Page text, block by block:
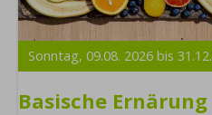
Sonntag,09.08. 2026 bis31.12.
Basische Ernärung